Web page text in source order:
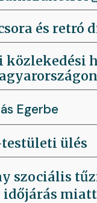
és retró
közlekedési
Egerbe
ülés
szociális